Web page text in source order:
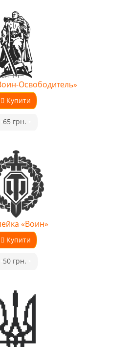
Освободитель»
Купити
65 грн.
«Воин»
Купити
50 грн.